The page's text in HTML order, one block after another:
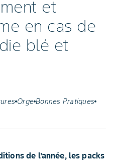
et
en cas de
blé et
Orge Bonnes Pratiques
de l’année, les packs